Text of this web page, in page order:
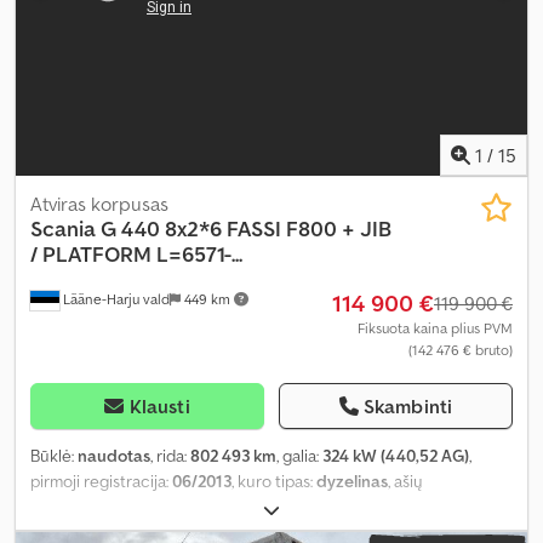
1 / 15
Lääne-Harju vald 449 km
Atviras korpusas
ScaniaG 440 8x2*6 FASSI F800 + JIB
/ PLATFORM L=6571-...
114 900 €119 900 €
Fiksuota kaina plius PVM
(142 476 € bruto)
Klausti Skambinti
Būklė: naudotas, rida:802 493 km, galia: 324 kW (440,52 AG),
pirmoji registracija:06/2013, kuro tipas:dyzelinas, ašių
5 100 mm
vairuotojo kabina:miegamoji kabina, pavaros tipas:automatinis,